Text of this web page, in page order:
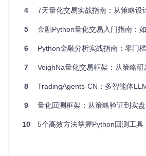
编程语言对比
语
言
优势 劣势
P
h
n
率高、数据处理库
较慢
+
执行速度极快、内
存控制精细
长、复杂
.NET生态完整、Wi
4 7天量化交易实战指南：从策略设计到
5 金融Python量化交易入门指南：如何通过开源
6 Python金融分析实战指南：零门槛掌握
7 VeighNa量化交易框架：从策略研发到实
8 TradingAgents-CN：多智能体LLM交易框架
9 量化回测框架：从策略验证到实盘落
10 5个高效方法掌握Python回测工具：从入门到